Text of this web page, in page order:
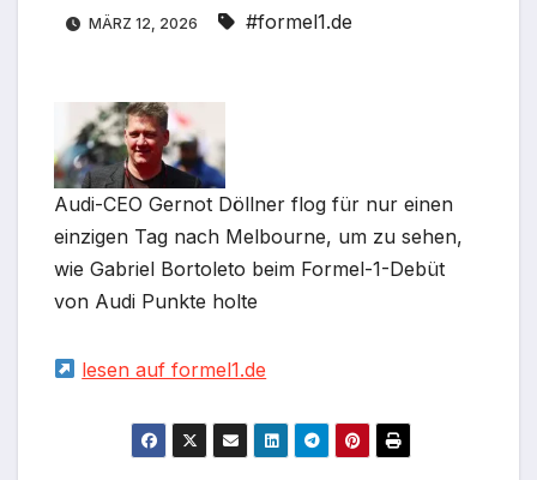
MÄRZ 12, 2026 #formel1.de
Audi-CEO Gernot Döllner flog für nur einen
einzigen Tag nach Melbourne, um zu sehen,
wie Gabriel Bortoleto beim Formel-1-Debüt
von Audi Punkte holte
lesen auf formel1.de